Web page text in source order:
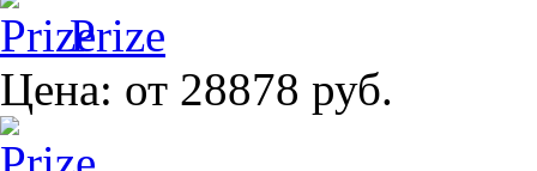
Prize
Цена: от 28878 руб.